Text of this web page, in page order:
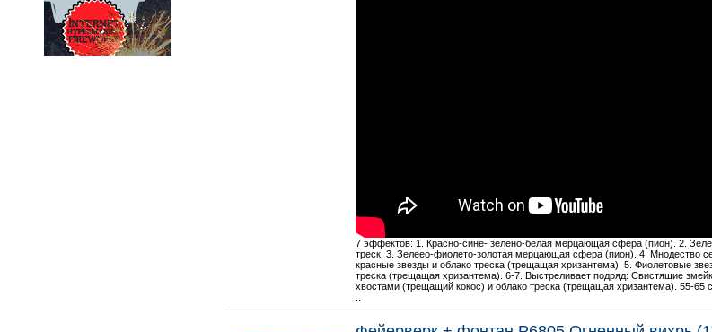
7 эффектов: 1. Красно-сине- зелено-белая мерцающая сфера (пион). 2.
треск. 3. Зелеео-фиолето-золотая мерцающая сфера (пион). 4. Мнодество
красные звезды и облако треска (трещащая хризантема). 5. Фиолетовые
треска (трещащая хризантема). 6-7. Выстреливает подряд: Свистящие
хвостами (трещащий кокос) и облако треска (трещащая хризантема). 55-65